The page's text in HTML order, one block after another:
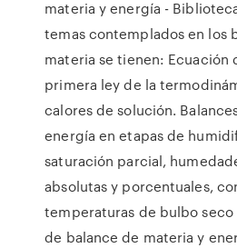
materia y energía -
temas contemplados en los
materia se tienen: Ecuación
primera ley de la
calores de solución.
energía en etapas de
saturación parcial,
absolutas y porcentuales,
temperaturas de bulbo
de balance de materia y